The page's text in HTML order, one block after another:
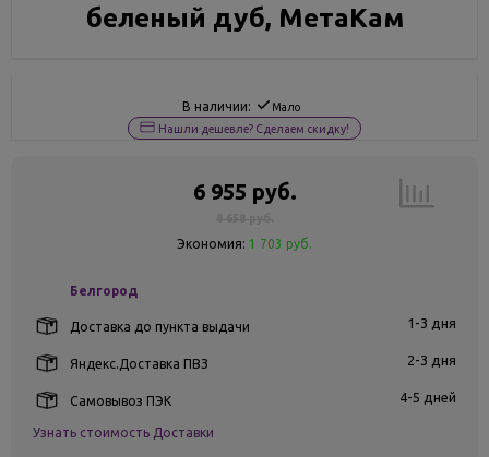
беленый дуб, МетаКам
В наличии: Мало
Нашли дешевле? Сделаем скидку!
6 955 руб.
Экономия: 1 703 руб.
Белгород
Доставка до пункта выдачи 1-3 дня
Яндекс.Доставка ПВЗ 2-3 дня
Самовывоз ПЭК 4-5 дней
Узнать стоимость Доставки